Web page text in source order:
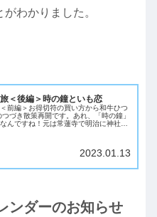
がわかりました。
＜後編＞時の鐘といも恋
前編＞お得切符の買い方から和牛ひつ
つづき散策再開です。あれ、「時の鐘」
んですね！元は常蓮寺で明治に神社に
2023.01.13
ンダーのお知らせ